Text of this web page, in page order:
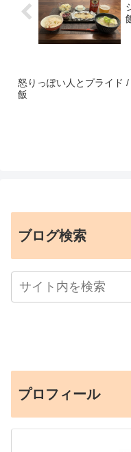
怒りっぽい人とプライド
飯
ブログ検索
プロフィール